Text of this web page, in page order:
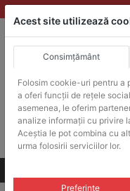
Skip
to
ACHIZITII PUBLICE
Produsele pot fi
Products
search
Acest site utilizează
Consimțământ
Folosim cookie-uri pentru a
a oferi funcții de rețele
asemenea, le oferim
analize informații cu privire
Aceștia le pot combina cu
urma folosirii serviciilor lor.
Preferinte